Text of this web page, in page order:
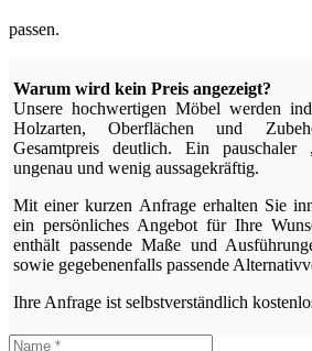
passen.
Warum wird kein Preis angezeigt?
Unsere hochwertigen Möbel werden
Holzarten, Oberflächen und
Gesamtpreis deutlich. Ein pauschaler
ungenau und wenig aussagekräftig.
Mit einer kurzen Anfrage erhalten Sie
ein persönliches Angebot für Ihre
enthält passende Maße und
sowie gegebenenfalls passende
Ihre Anfrage ist selbstverständlich